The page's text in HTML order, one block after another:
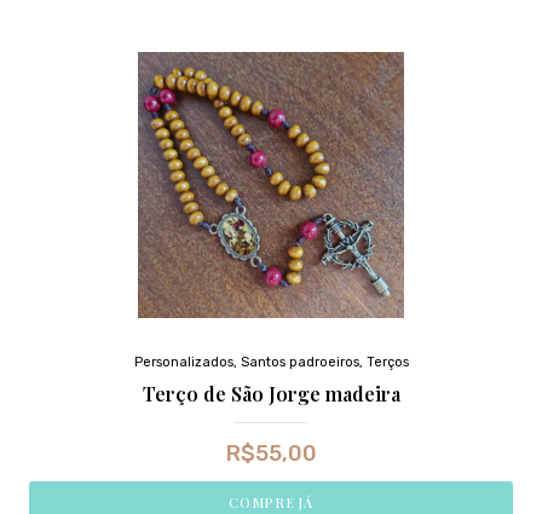
Personalizados, Santos padroeiros, Terços
Terço de São Jorge madeira
R$55,00
COMPRE JÁ